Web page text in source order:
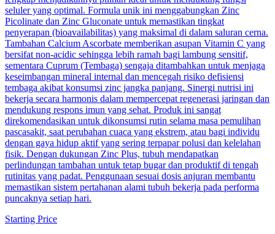
seluler yang optimal. Formula unik ini menggabungkan Zinc
Picolinate dan Zinc Gluconate untuk memastikan tingkat
penyerapan (bioavailabilitas) yang maksimal di dalam saluran cerna.
Tambahan Calcium Ascorbate memberikan asupan Vitamin C yang
bersifat non-acidic sehingga lebih ramah bagi lambung sensitif,
sementara Cuprum (Tembaga) sengaja ditambahkan untuk menjaga
keseimbangan mineral internal dan mencegah risiko defisiensi
tembaga akibat konsumsi zinc jangka panjang. Sinergi nutrisi ini
bekerja secara harmonis dalam mempercepat regenerasi jaringan dan
mendukung respons imun yang sehat. Produk ini sangat
direkomendasikan untuk dikonsumsi rutin selama masa pemulihan
pascasakit, saat perubahan cuaca yang ekstrem, atau bagi individu
dengan gaya hidup aktif yang sering terpapar polusi dan kelelahan
fisik. Dengan dukungan Zinc Plus, tubuh mendapatkan
perlindungan tambahan untuk tetap bugar dan produktif di tengah
rutinitas yang padat. Penggunaan sesuai dosis anjuran membantu
memastikan sistem pertahanan alami tubuh bekerja pada performa
puncaknya setiap hari.
Starting Price